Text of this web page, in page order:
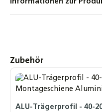
Informationen zur
Produktgalerie
Zubehör
ALU-Trägerprofil - 40-